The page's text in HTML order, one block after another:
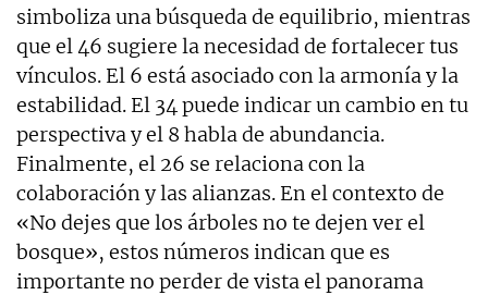
simboliza una búsqueda de equilibrio, mientras
que el 46 sugiere la necesidad de fortalecer tus
vínculos. El 6 está asociado con la armonía y la
estabilidad. El 34 puede indicar un cambio en tu
perspectiva y el 8 habla de abundancia.
Finalmente, el 26 se relaciona con la
colaboración y las alianzas. En el contexto de
«No dejes que los árboles no te dejen ver el
bosque», estos números indican que es
importante no perder de vista el panorama